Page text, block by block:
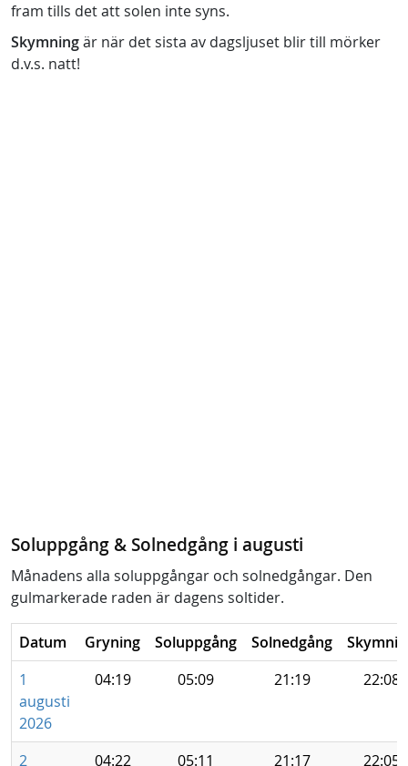
fram tills det att solen inte syns.
Skymningär när det sista av dagsljuset blir till mörker
d.v.s. natt!
Soluppgång & Solnedgång i augusti
Månadens alla soluppgångar och solnedgångar. Den
gulmarkerade raden är dagens soltider.
Datum Gryning Soluppgång Solnedgång
1
augusti
2026
04:19 05:09 21:19 22:08
2
04:22 05:11 21:17 22:05